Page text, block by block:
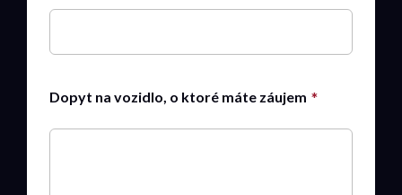
Dopyt na vozidlo, o ktoré máte záujem